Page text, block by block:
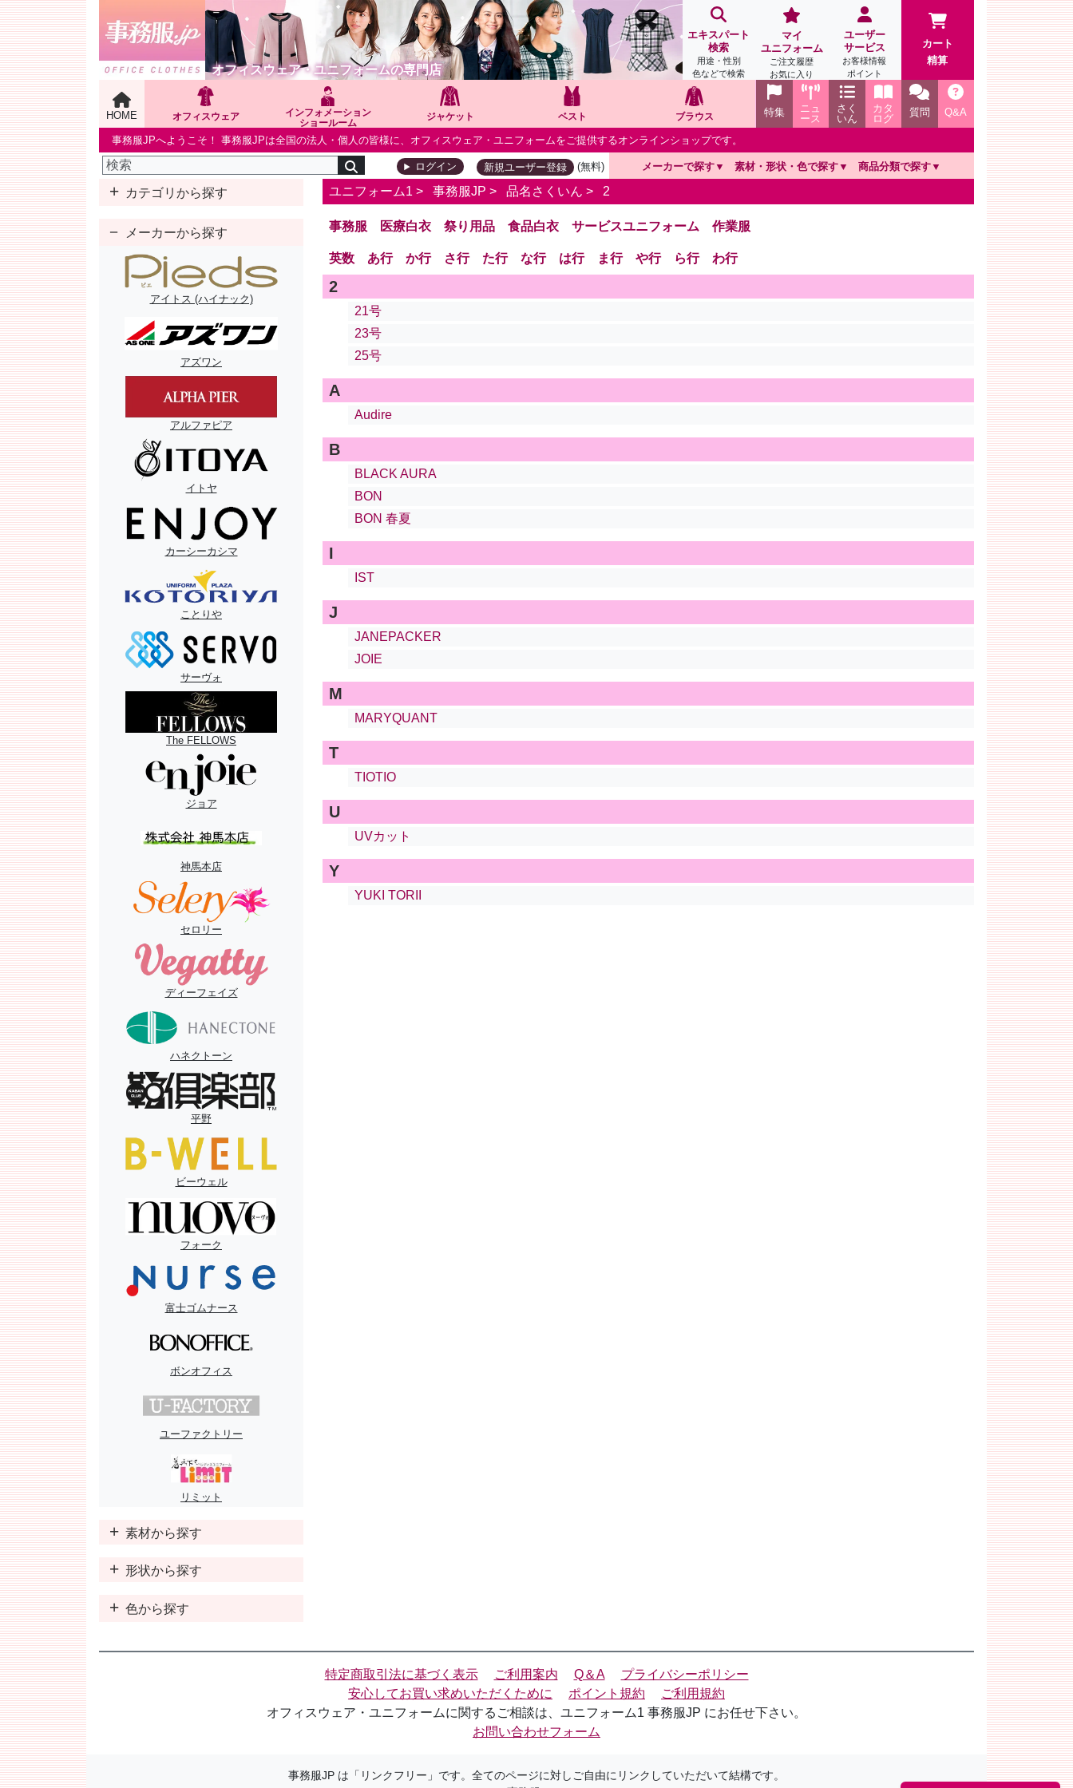
オフィスウェア・ユニフォームの専門店
エキスパート
検索
用途・性別
色などで検索
マイ
ユニフォーム
ご注文履歴
お気に入り
ユーザー
サービス
お客様情報
ポイント
カート
精算
HOME オフィスウェア
インフォメーション
ショールーム
ジャケット ベスト ブラウス Q&A
質問
カタ
ログ
さく
いん
ニュ
ース
特集
事務服JPへようこそ！ 事務服JPは全国の法人・個人の皆様に、オフィスウェア・ユニフォームをご提供するオンラインショップです。
ログイン 新規ユーザー登録 (無料) メーカーで探す 素材・形状・色で探す 商品分類で探す
カテゴリから探す
メーカーから探す
アイトス (ハイナック)
アズワン
アルファピア
イトヤ
カーシーカシマ
ことりや
サーヴォ
The FELLOWS
ジョア
神馬本店
セロリー
ディーフェイズ
ハネクトーン
平野
ビーウェル
フォーク
富士ゴムナース
ボンオフィス
ユーファクトリー
リミット
素材から探す
形状から探す
色から探す
ユニフォーム1 > 事務服JP > 品名さくいん > 2
事務服 医療白衣 祭り用品 食品白衣 サービスユニフォーム 作業服
英数 あ行 か行 さ行 た行 な行 は行 ま行 や行 ら行 わ行
2
21号
23号
25号
A
Audire
B
BLACK AURA
BON
BON 春夏
I
IST
J
JANEPACKER
JOIE
M
MARYQUANT
T
TIOTIO
U
UVカット
Y
YUKI TORII
特定商取引法に基づく表示 ご利用案内 Q＆A
プライバシーポリシー
安心してお買い求めいただくために
ポイント規約
ご利用規約
オフィスウェア・ユニフォームに関するご相談は、ユニフォーム1 事務服JP にお任せ下さい。
お問い合わせフォーム
事務服JP は「リンクフリー」です。全てのページに対しご自由にリンクしていただいて結構です。